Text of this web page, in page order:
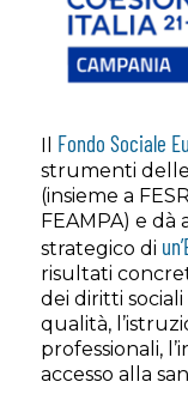
Il Fondo Sociale
strumenti
(insieme a
FEAMPA) e dà
strategico di
risultati
dei diritti
qualità,
professionali,
accesso alla